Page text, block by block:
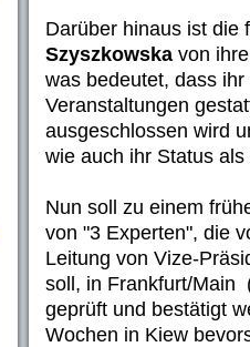
Darüber hinaus ist
Szyszkowska von
was bedeutet, dass
Veranstaltungen
ausgeschlossen wird
wie auch ihr Status
Nun soll zu einem
von "3 Experten", die
Leitung von Vize-
soll, in Frankfurt/Main
geprüft und bestätigt
Wochen in Kiew